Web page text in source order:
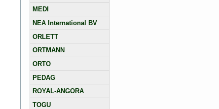
MEDI
NEA International BV
ORLETT
ORTMANN
ORTO
PEDAG
ROYAL-ANGORA
TOGU